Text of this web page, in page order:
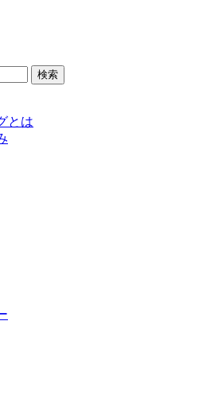
とは